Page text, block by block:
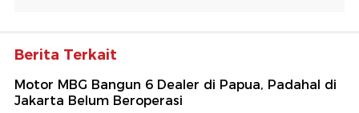
Berita Terkait
Motor MBG Bangun 6 Dealer di Papua, Padahal di
Jakarta Belum Beroperasi